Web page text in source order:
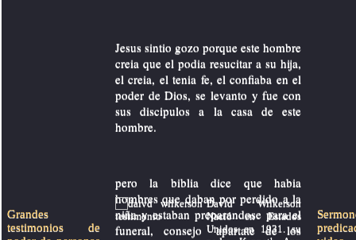
Jesus sintio gozo porque este hombre
creia que el podia resucitar a su hija,
el creia, el tenia fe, el confiaba en el
poder de Dios, se levanto y fue con
sus discipulos a la casa de este
hombre.
pero la biblia dice que habia
hombres que daban por perdido a la
niña y estaban preparandose para el
funeral, consejo "apartate de los
Grandes
testimonios de
David Wilkerson
Nació en Estados
Unidos en 1931. su